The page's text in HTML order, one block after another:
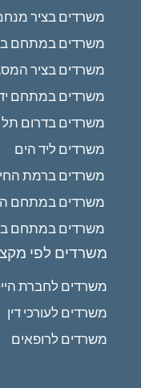
משרדים בציר
משרדים במתחם
משרדים בציר
משרדים במתחם
משרדים בדרום תל
משרדים ליד הים
משרדים ברמת
משרדים במתחם
משרדים במתחם
משרדים לפי
משרדים לחברת
משרדים לעורכי דין
משרדים לרופאים